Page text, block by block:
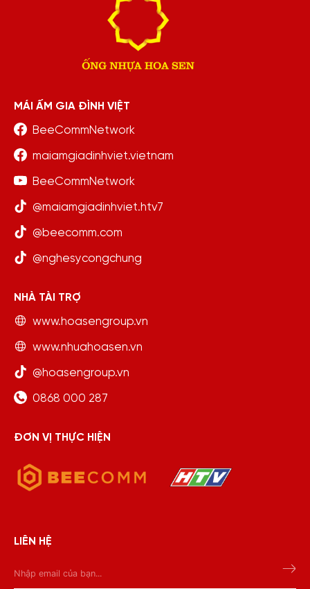
MÁI ẤM GIA ĐÌNH VIỆT
BeeCommNetwork
maiamgiadinhviet.vietnam
BeeCommNetwork
@maiamgiadinhviet.htv7
@beecomm.com
@nghesycongchung
NHÀ TÀI TRỢ
www.hoasengroup.vn
www.nhuahoasen.vn
@hoasengroup.vn
0868 000 287
ĐƠN VỊ THỰC HIỆN
LIÊN HỆ